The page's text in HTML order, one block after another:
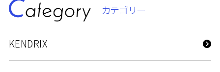
カテゴリー
KENDRIX